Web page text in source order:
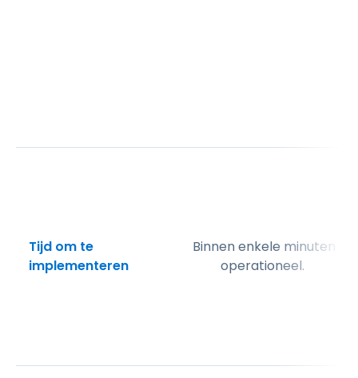
Tijd om te
implementeren
Binnen enkele minuten
operationeel.